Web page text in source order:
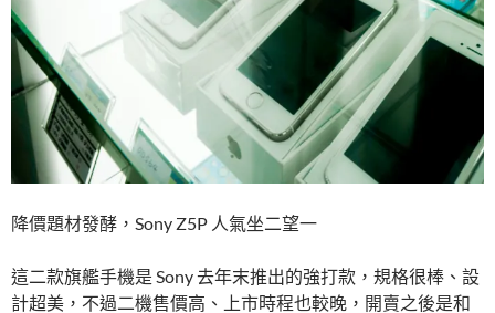
降價題材發酵，Sony Z5P 人氣坐二望一
這二款旗艦手機是 Sony 去年末推出的強打款，規格很棒、設
計超美，不過二機售價高、上市時程也較晚，開賣之後是和